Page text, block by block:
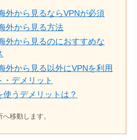
外から見るならVPNが必須
外から見る方法
外から見るのにおすすめな
外から見る以外にVPNを利用
デメリット
使うデメリットは？
移動します。